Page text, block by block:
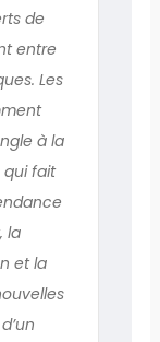
de
entre
Les
à la
qui fait
la
et la